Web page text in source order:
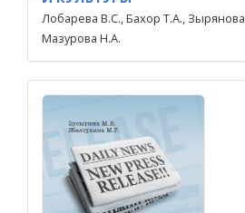
Лобарева В.С., Бахор Т.А.,
Мазурова Н.А.